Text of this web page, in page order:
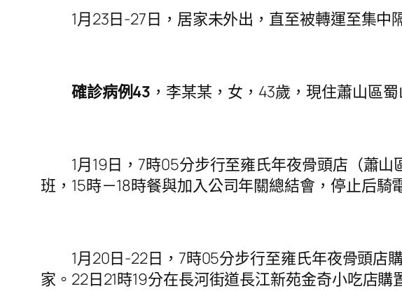
1月23日-27日，居家未外出，直至被轉運至集中
確診病例43 ，李某某，女，43歲，現住蕭山區
1月19日，7時05分步行至雍氏年夜骨頭店（蕭山
班，15時－18時餐與加入公司年關總結會，停止后騎
1月20日-22日，7時05分步行至雍氏年夜骨頭店
家。22日21時19分在長河街道長江新苑金奇小吃店購